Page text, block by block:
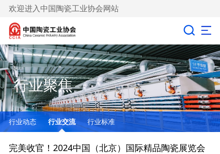
欢迎进入中国陶瓷工业协会网站
行业聚焦
行业动态 行业交流 行业标准
完美收官！2024中国（北京）国际精品陶瓷展览会